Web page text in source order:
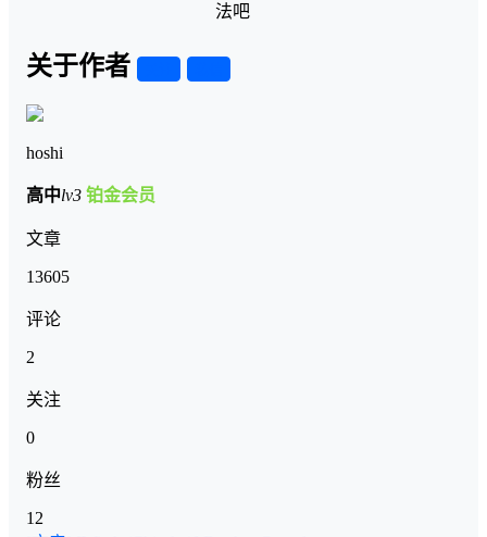
法吧
关于作者
hoshi
高中lv3 铂金会员
文章
13605
评论
2
关注
0
粉丝
12